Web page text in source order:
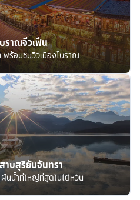
ราณจิ่วเฟิ่น
พร้อมชมวิวเมืองโบราณ
าบสุริยันจันทรา
ผืนน้ำที่ใหญ่ที่สุดในไต้หวัน